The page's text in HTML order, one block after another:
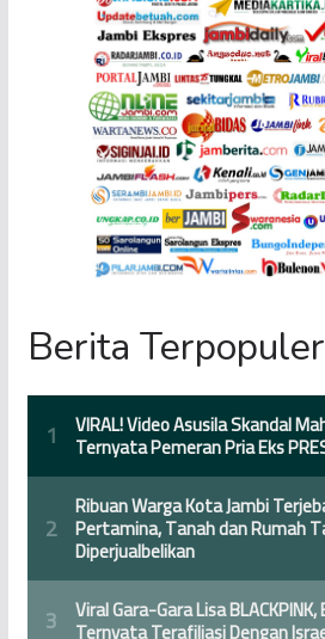
Berita Terpopuler